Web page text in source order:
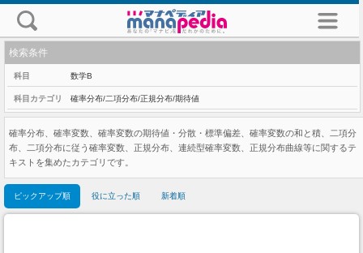
検索条件
科目 数学B
科目カテゴリ 確率分布/二項分布/正規分布/期待値
確率分布、確率変数、確率変数の期待値・分散・標準偏差、確率変数の和と積、二項分
布、二項分布に従う確率変数、正規分布、連続型確率変数、正規分布曲線等に関するテ
キストを集めたカテゴリです。
ピックアップ順 役に立った順 新着順